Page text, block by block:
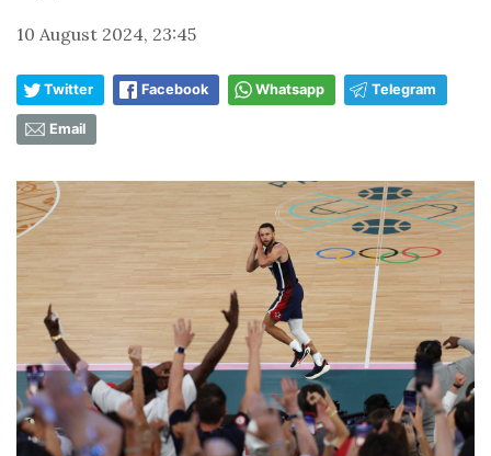
10 August 2024, 23:45
Twitter Facebook Whatsapp Telegram
Email